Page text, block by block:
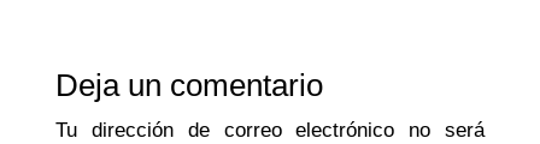
Deja un comentario
Tu dirección de correo electrónico no será